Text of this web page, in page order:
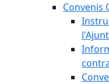
Convenis